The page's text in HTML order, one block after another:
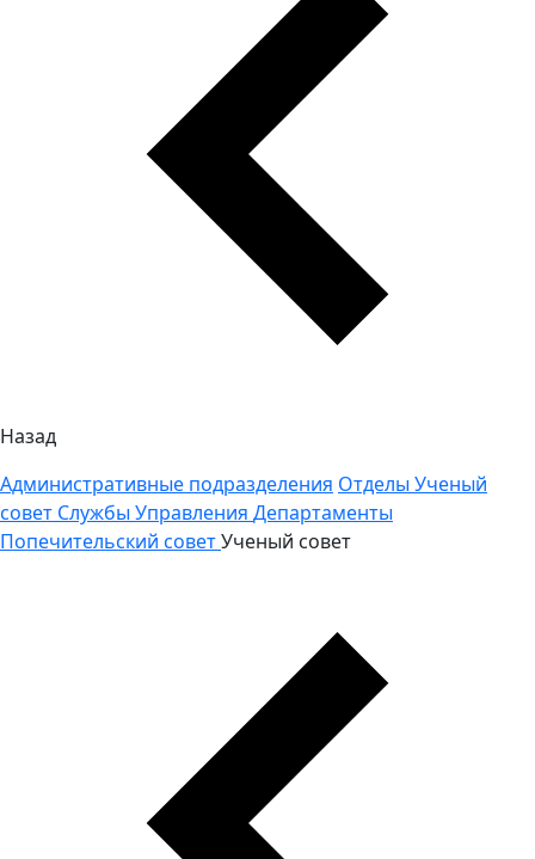
Назад
Административные подразделения Отделы Ученый
совет Службы Управления Департаменты
Попечительский советУченый совет